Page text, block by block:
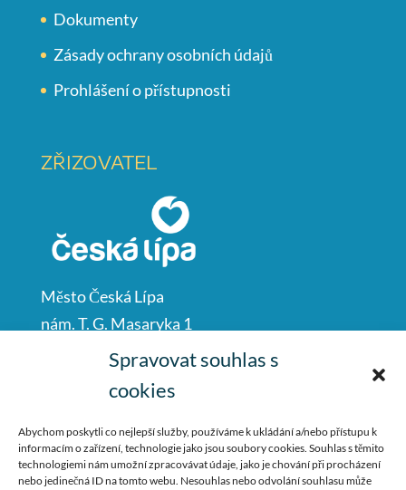
Spravovat souhlas s
cookies
Abychom poskytli co nejlepší služby, používáme k ukládání a/nebo přístupu k
informacím o zařízení, technologie jako jsou soubory cookies. Souhlas s těmito
technologiemi nám umožní zpracovávat údaje, jako je chování při procházení
nebo jedinečná ID na tomto webu. Nesouhlas nebo odvolání souhlasu může
Dokumenty
Zásady ochrany osobních údajů
Prohlášení o přístupnosti
ZŘIZOVATEL
Město Česká Lípa
nám. T. G. Masaryka 1
Česká Lípa
487 881 111